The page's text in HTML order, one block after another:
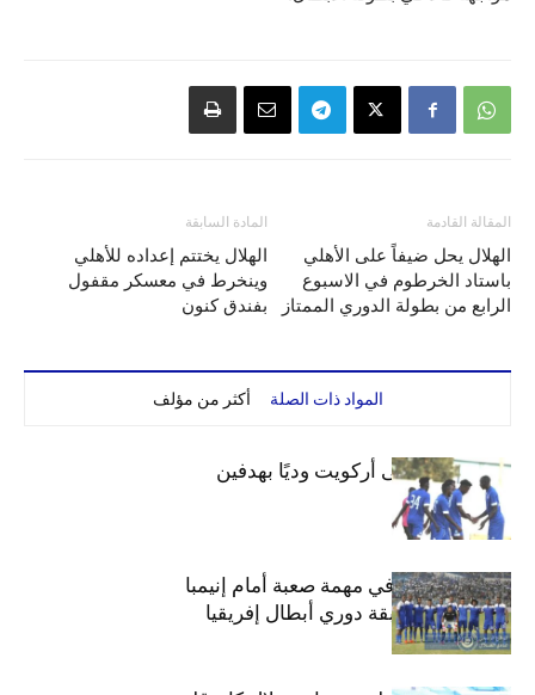
المادة السابقة
الهلال يختتم إعداده للأهلي
وينخرط في معسكر مقفول
بفندق كنون
المقالة القادمة
الهلال يحل ضيفاً على الأهلي
باستاد الخرطوم في الاسبوع
الرابع من بطولة الدوري الممتاز
المواد ذات الصلة أكثر من مؤلف
الهلال يفوز على أركويت وديًا بهدفين
هلال السودان في مهمة صعبة أمام إنيمبا
النيجيري بمسابقة دوري أبطال إفريقيا